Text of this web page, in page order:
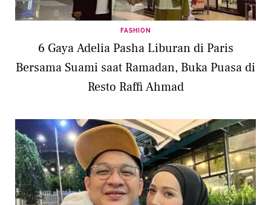
FASHION
6 Gaya Adelia Pasha Liburan di Paris
Bersama Suami saat Ramadan, Buka Puasa di
Resto Raffi Ahmad